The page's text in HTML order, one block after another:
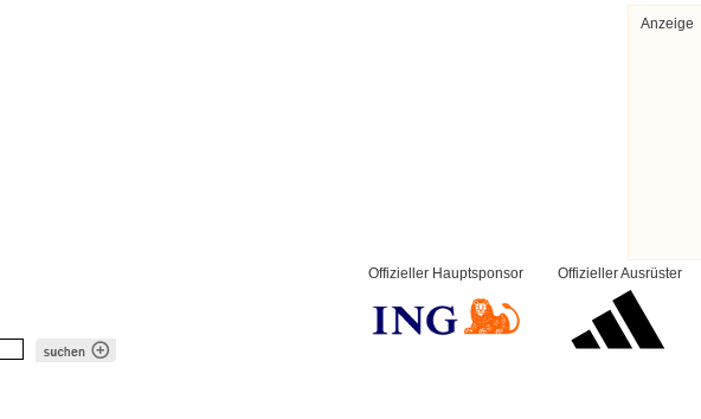
Anzeige
Offizieller Ausrüster
Offizieller Hauptsponsor